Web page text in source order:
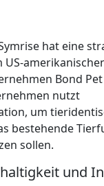
hat eine
Bond
nutzt
um
bestehende
sollen.
und